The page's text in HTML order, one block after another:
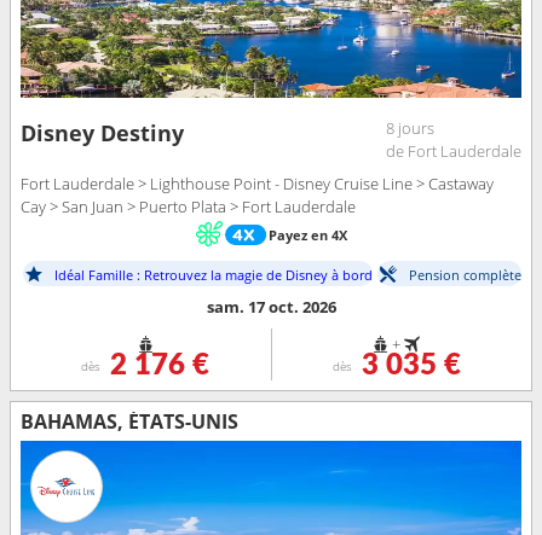
Disney Destiny
8 jours
de Fort Lauderdale
Fort Lauderdale > Lighthouse Point - Disney Cruise Line > Castaway
Cay > San Juan > Puerto Plata > Fort Lauderdale
Payez en 4X
Idéal Famille : Retrouvez la magie de Disney à bord Pension complète
sam. 17 oct. 2026
dès 2 176 €
+
dès 3 035 €
BAHAMAS, ÉTATS-UNIS